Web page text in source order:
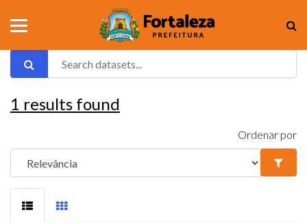
1 results found
Ordenar por